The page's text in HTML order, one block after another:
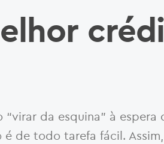
da esquina” à espera
de todo tarefa fácil. Assim,